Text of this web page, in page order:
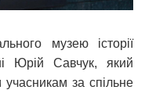
музею історії
Юрій Савчук, який
учасникам за спільне